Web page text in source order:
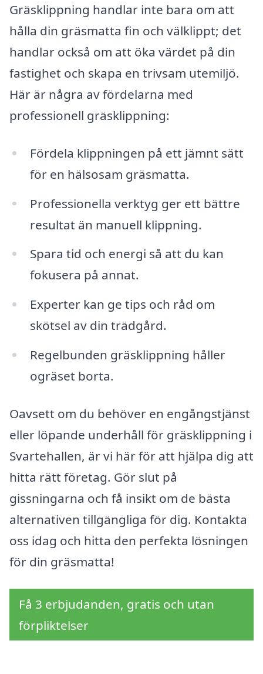
Gräsklippning handlar inte bara om att
hålla din gräsmatta fin och välklippt; det
handlar också om att öka värdet på din
fastighet och skapa en trivsam utemiljö.
Här är några av fördelarna med
professionell gräsklippning:
Fördela klippningen på ett jämnt sätt
för en hälsosam gräsmatta.
Professionella verktyg ger ett bättre
resultat än manuell klippning.
Spara tid och energi så att du kan
fokusera på annat.
Experter kan ge tips och råd om
skötsel av din trädgård.
Regelbunden gräsklippning håller
ogräset borta.
Oavsett om du behöver en engångstjänst
eller löpande underhåll för gräsklippning i
Svartehallen, är vi här för att hjälpa dig att
hitta rätt företag. Gör slut på
gissningarna och få insikt om de bästa
alternativen tillgängliga för dig. Kontakta
oss idag och hitta den perfekta lösningen
för din gräsmatta!
Få 3 erbjudanden, gratis och utan
förpliktelser